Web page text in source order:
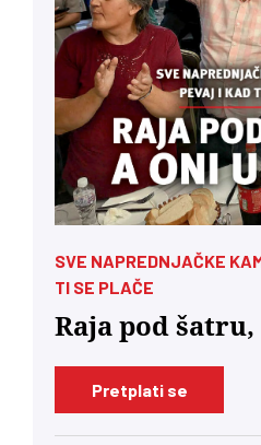
SVE NAPREDNJAČKE
TI SE PLAČE
Raja pod
Pretplati se